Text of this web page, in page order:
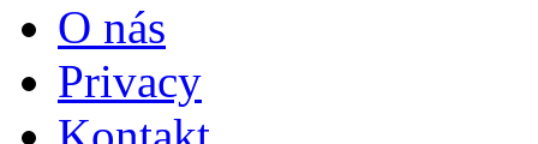
O nás
Privacy